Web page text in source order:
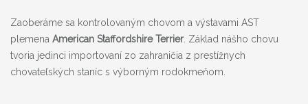
Zaoberáme sa kontrolovaným chovom a výstavami AST
plemena American Staffordshire Terrier. Základ nášho chovu
tvoria jedinci importovaní zo zahraničia z prestížnych
chovateľských staníc s výborným rodokmeňom.